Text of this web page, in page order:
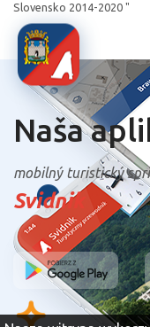
Slovensko 2014-2020 "
Naša
mobilný turistický
Svidnik